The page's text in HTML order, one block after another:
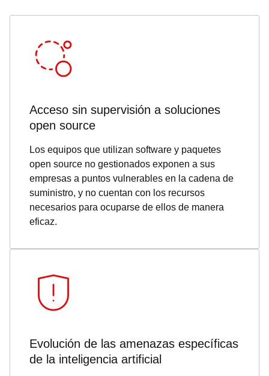
Acceso sin supervisión a soluciones
open source
Los equipos que utilizan software y paquetes
open source no gestionados exponen a sus
empresas a puntos vulnerables en la cadena de
suministro, y no cuentan con los recursos
necesarios para ocuparse de ellos de manera
eficaz.
Evolución de las amenazas específicas
de la inteligencia artificial